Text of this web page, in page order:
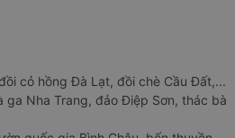
cỏ hồng Đà Lạt, đồi chè Cầu Đất,...
ga Nha Trang, đảo Điệp Sơn, thác bà